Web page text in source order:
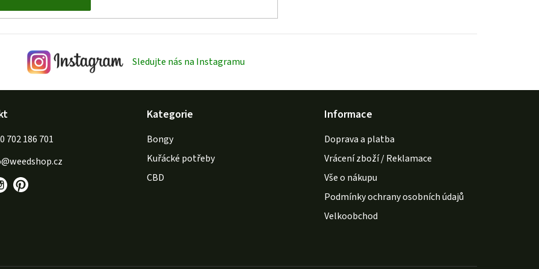
Sledujte nás na Instagramu
@weedshop.cz
702 186 701
Kategorie
Bongy
Kuřácké potřeby
CBD
Informace
Doprava a platba
Vrácení zboží / Reklamace
Vše o nákupu
Podmínky ochrany osobních údajů
Velkoobchod